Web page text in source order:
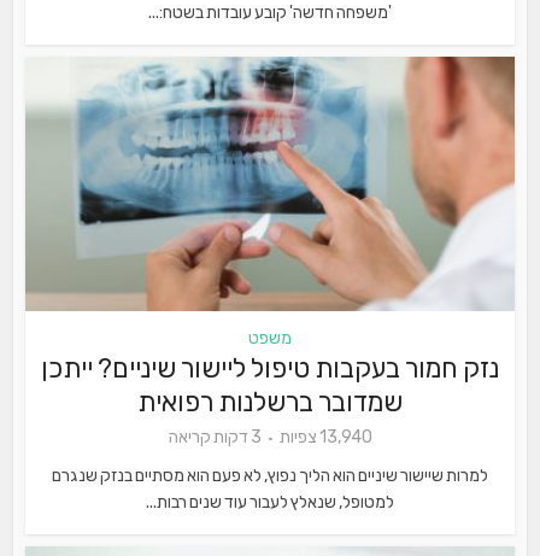
'משפחה חדשה' קובע עובדות בשטח:...
משפט
נזק חמור בעקבות טיפול ליישור שיניים? ייתכן
שמדובר ברשלנות רפואית
13,940 צפיות
3 דקות קריאה
למרות שיישור שיניים הוא הליך נפוץ, לא פעם הוא מסתיים בנזק שנגרם
למטופל, שנאלץ לעבור עוד שנים רבות...